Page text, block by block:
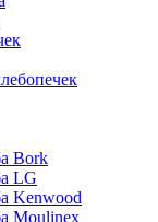
Bork
LG
Kenwood
Moulinex